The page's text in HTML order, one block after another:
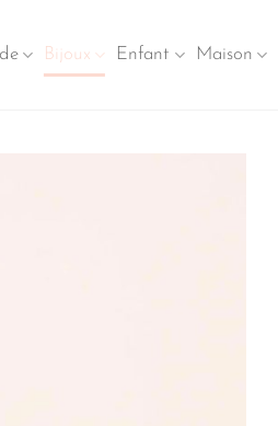
Bijoux Enfant Maison